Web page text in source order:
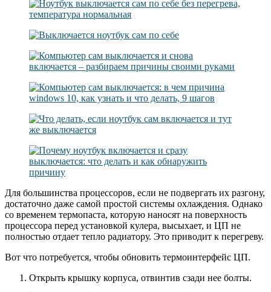
Для большинства процессоров, если не подвергать их разгону,
достаточно даже самой простой системы охлаждения. Однако
со временем термопаста, которую наносят на поверхность
процессора перед установкой кулера, высыхает, и ЦП не
полностью отдает тепло радиатору. Это приводит к перегреву.
Вот что потребуется, чтобы обновить термоинтерфейс ЦП.
Открыть крышку корпуса, отвинтив сзади нее болты.